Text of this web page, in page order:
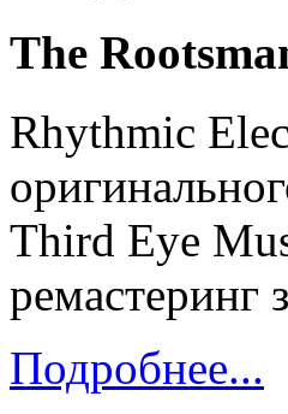
The
Rhythmic
Third Eye
ремастеринг
Подробнее...